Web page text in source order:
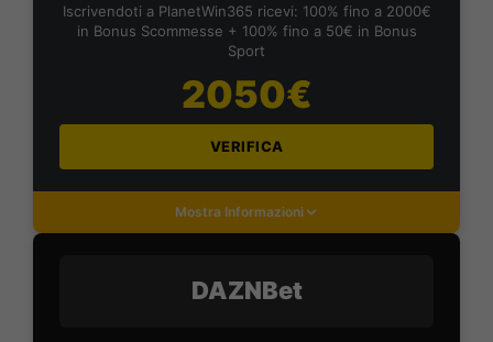
Iscrivendoti a PlanetWin365 ricevi: 100% fino a 2000€
in Bonus Scommesse + 100% fino a 50€ in Bonus
Sport
2050€
VERIFICA
Mostra Informazioni
DAZNBet